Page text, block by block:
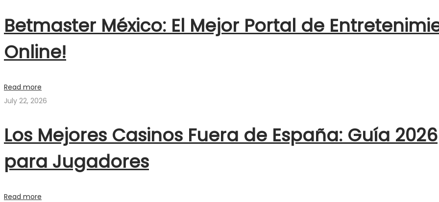
Betmaster México: El Mejor Portal de
Online!
Read more
July 22, 2026
Los Mejores Casinos Fuera de España: Guía 2026
para Jugadores
Read more